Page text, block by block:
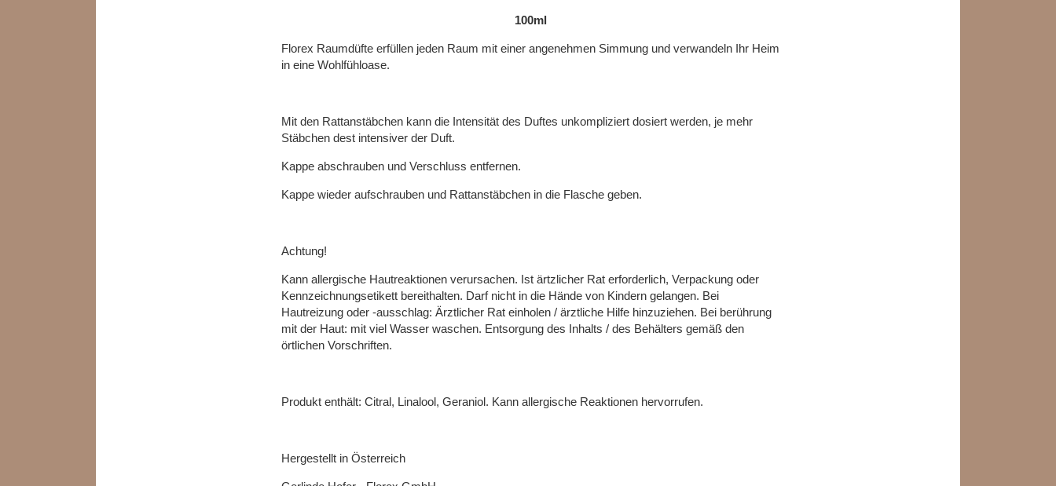
100ml
Florex Raumdüfte erfüllen jeden Raum mit einer angenehmen Simmung und verwandeln Ihr Heim
in eine Wohlfühloase.
Mit den Rattanstäbchen kann die Intensität des Duftes unkompliziert dosiert werden, je mehr
Stäbchen dest intensiver der Duft.
Kappe abschrauben und Verschluss entfernen.
Kappe wieder aufschrauben und Rattanstäbchen in die Flasche geben.
Achtung!
Kann allergische Hautreaktionen verursachen. Ist ärtzlicher Rat erforderlich, Verpackung oder
Kennzeichnungsetikett bereithalten. Darf nicht in die Hände von Kindern gelangen. Bei
Hautreizung oder -ausschlag: Ärztlicher Rat einholen / ärztliche Hilfe hinzuziehen. Bei berührung
mit der Haut: mit viel Wasser waschen. Entsorgung des Inhalts / des Behälters gemäß den
örtlichen Vorschriften.
Produkt enthält: Citral, Linalool, Geraniol. Kann allergische Reaktionen hervorrufen.
Hergestellt in Österreich